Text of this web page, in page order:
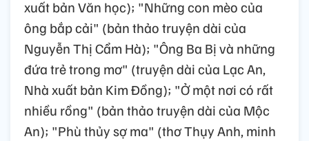
xuất bản Văn học); "Những con mèo của
ông bắp cải" (bản thảo truyện dài của
Nguyễn Thị Cẩm Hà); "Ông Ba Bị và những
đứa trẻ trong mơ" (truyện dài của Lạc An,
Nhà xuất bản Kim Đồng); "Ở một nơi có rất
nhiều rồng" (bản thảo truyện dài của Mộc
An); "Phù thủy sợ ma" (thơ Thụy Anh, minh